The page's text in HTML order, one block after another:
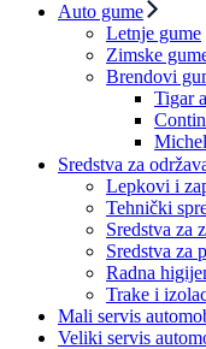
Auto gume
Letnje gume
Zimske
Brendovi
Tigar
Sredstva za
Lepkovi i
Tehnički
Sredstva za
Sredstva za
Radna
Trake i
Mali servis
Veliki servis